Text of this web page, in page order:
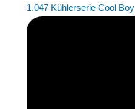
1.047 Kühlerserie Cool Boy